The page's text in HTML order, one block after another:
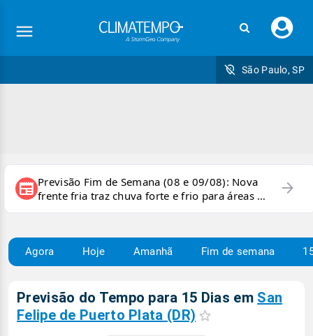
seu
São Paulo, SP
newspaper Previsão Fim de Semana (08 e 09/08): Nova
frente fria traz chuva forte e frio para áreas do
país
arrow_forward
Agora Hoje Amanhã Fim de semana
Previsão do Tempo para 15 Dias em San
Felipe de Puerto Plata (DR)